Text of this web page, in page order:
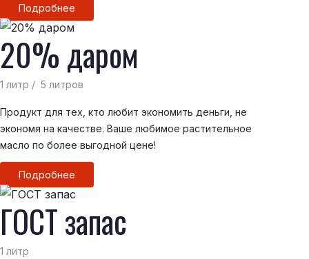
Подробнее
20% даром
1 литр / 5 литров
Продукт для тех, кто любит экономить деньги, не
экономя на качестве. Ваше любимое растительное
масло по более выгодной цене!
Подробнее
ГОСТ запас
1 литр